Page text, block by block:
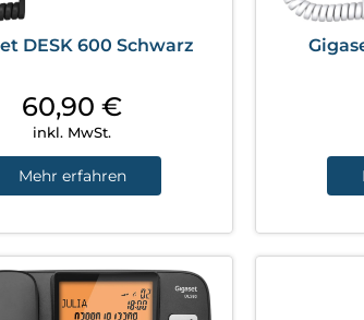
DESK 600 Schwarz
60,90€
inkl. MwSt.
Mehr erfahren